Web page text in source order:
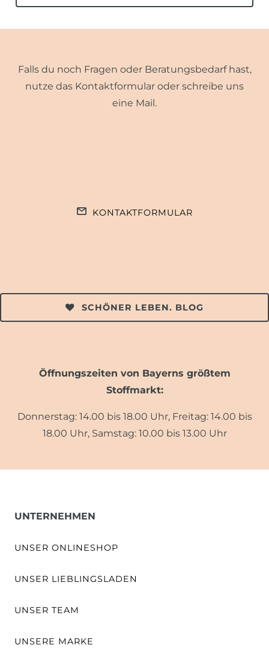
Falls du noch Fragen oder Beratungsbedarf hast,
nutze das Kontaktformular oder schreibe uns
eine Mail.
KONTAKTFORMULAR
SCHÖNER LEBEN. BLOG
Öffnungszeiten von Bayerns größtem
Stoffmarkt:
Donnerstag: 14.00 bis 18.00 Uhr, Freitag: 14.00 bis
18.00 Uhr, Samstag: 10.00 bis 13.00 Uhr
UNTERNEHMEN
UNSER ONLINESHOP
UNSER LIEBLINGSLADEN
UNSER TEAM
UNSERE MARKE